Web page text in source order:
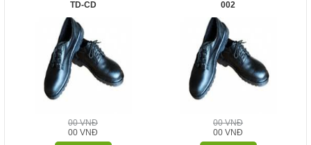
TD-CD
00 VNĐ
00 VNĐ
002
00 VNĐ
00 VNĐ